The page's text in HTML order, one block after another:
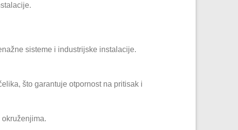
sisteme i industrijske instalacije.
što garantuje otpornost na pritisak i